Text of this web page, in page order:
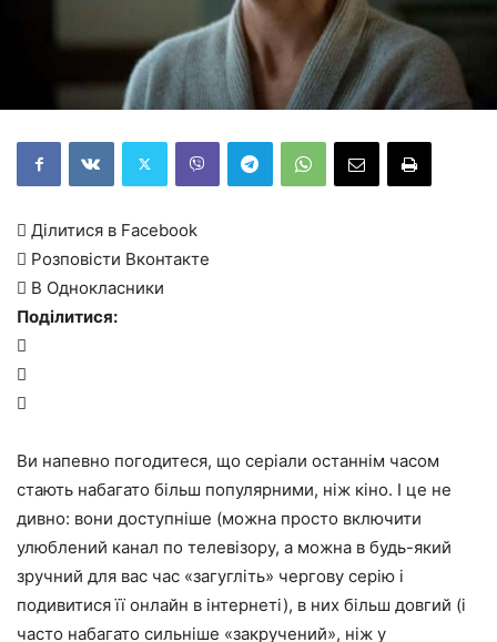
 Ділитися в Facebook
 Розповісти Вконтакте
 В Однокласники
Поділитися:



Ви напевно погодитеся, що серіали останнім часом
стають набагато більш популярними, ніж кіно. І це не
дивно: вони доступніше (можна просто включити
улюблений канал по телевізору, а можна в будь-який
зручний для вас час «загугліть» чергову серію і
подивитися її онлайн в інтернеті), в них більш довгий (і
часто набагато сильніше «закручений», ніж у